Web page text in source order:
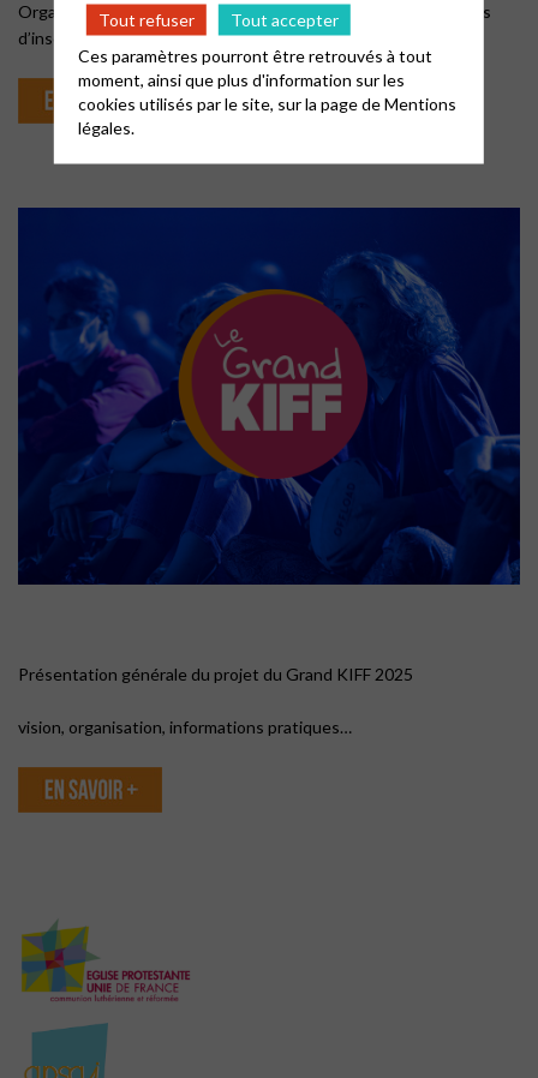
Organisation des séjours, documents administratifs, processus
d’inscription…
Présentation générale du projet du Grand KIFF 2025
vision, organisation, informations pratiques…
Tout refuser
Tout accepter
Ces paramètres pourront être retrouvés à tout
moment, ainsi que plus d'information sur les
cookies utilisés par le site, sur la page deMentions
légales.